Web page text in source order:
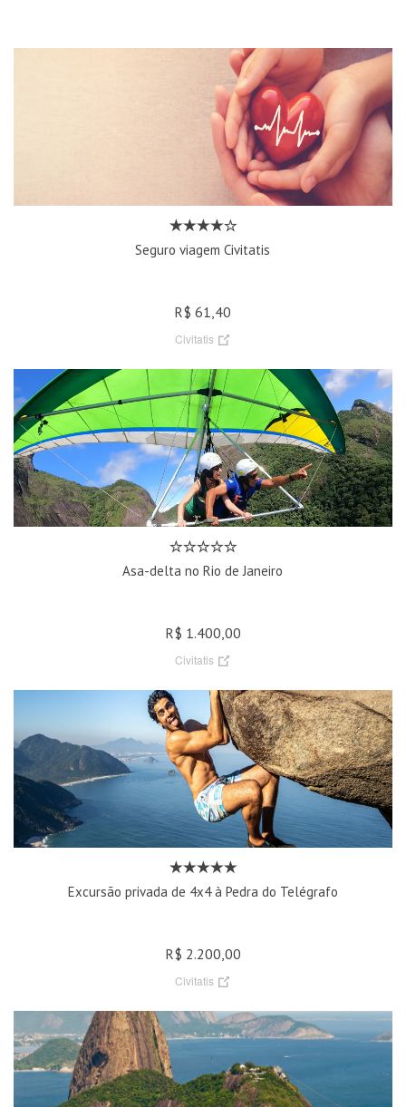
Seguro viagem Civitatis
R$ 61,40
Civitatis
Asa-delta no Rio de Janeiro
R$ 1.400,00
Civitatis
Excursão privada de 4x4 à Pedra do Telégrafo
R$ 2.200,00
Civitatis